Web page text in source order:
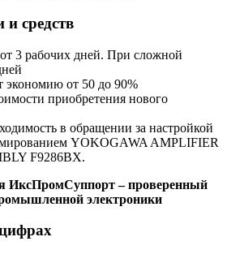
средств
3 рабочих дней. При сложной
экономию от 50 до 90%
приобретения нового
в обращении за настройкой
YOKOGAWA AMPLIFIER
F9286BX.
ИксПромСуппорт – проверенный
электроники